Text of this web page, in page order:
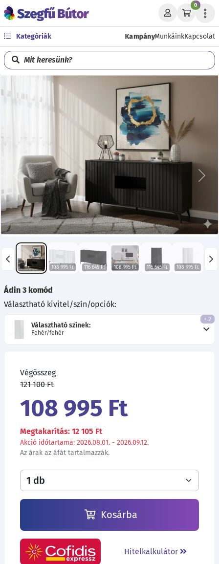
0
Kategóriák KampányMunkáinkKapcsolat
Mit keresünk?
Előző
108 995 Ft 116 645 Ft 108 995 Ft 116 645 Ft 108 995 Ft
Ádin 3 komód
Választható kivitel/szín/opciók:
Választható színek:
Fehér/fehér
+ 2
Végösszeg
121 100 Ft
108 995 Ft
Megtakarítás: 12 105 Ft
Akció időtartama: 2026.08.01. - 2026.09.12.
Az árak az áfát tartalmazzák.
Kosárba
Hitelkalkulátor